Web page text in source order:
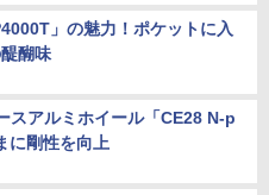
」の魅力！ポケットに入
醐味
スアルミホイール「CE28 N-p
に剛性を向上